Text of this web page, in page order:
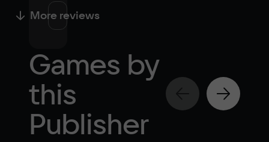
More reviews
Games by
this
Publisher